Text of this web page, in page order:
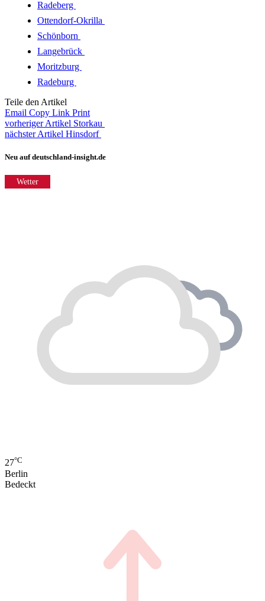
Radeberg
Ottendorf-Okrilla
Schönborn
Langebrück
Moritzburg
Radeburg
Teile den Artikel
Email Copy Link Print
vorheriger Artikel Storkau
nächster Artikel Hinsdorf
Neu auf deutschland-insight.de
Wetter
27°C
Berlin
Bedeckt